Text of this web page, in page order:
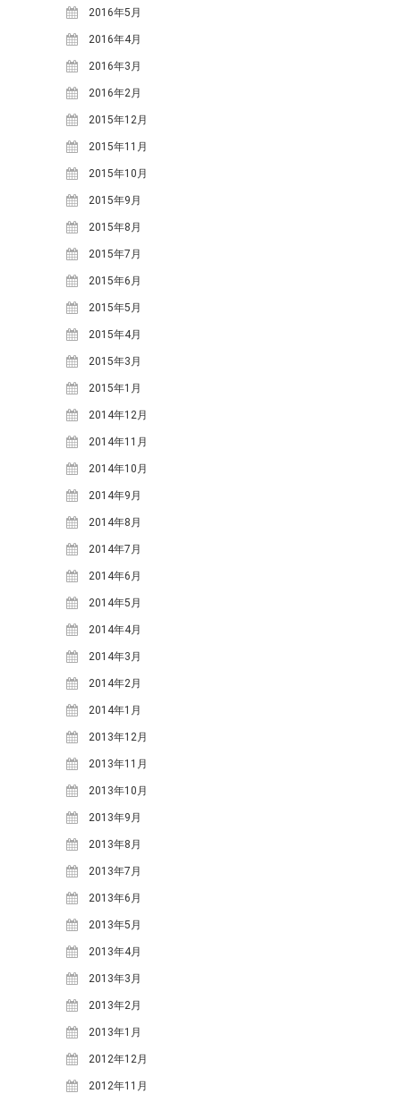
2024年8月(2)
2024年5月(1)
2024年3月(1)
2023年12月(1)
2023年7月(2)
2023年5月(3)
2023年4月(1)
2022年6月(1)
2021年11月(1)
2021年9月(2)
2021年6月(1)
2021年3月(1)
2020年10月(1)
2020年9月(2)
2020年7月(1)
2020年5月(1)
2019年7月(1)
2019年4月(1)
2019年2月(2)
2019年1月(1)
2018年12月(1)
2018年11月(2)
2018年10月(2)
2018年9月(2)
2018年8月(5)
2018年7月(3)
2018年6月(2)
2018年5月(4)
2018年4月(2)
2018年2月(3)
2018年1月(1)
2017年12月(1)
2017年11月(2)
2017年10月(2)
2017年9月(4)
2017年8月(1)
2017年7月(2)
2017年6月(2)
2017年5月(6)
2017年4月(1)
2017年2月(3)
2016年5月
2016年4月
2016年3月
2016年2月
2015年12月
2015年11月
2015年10月
2015年9月
2015年8月
2015年7月
2015年6月
2015年5月
2015年4月
2015年3月
2015年1月
2014年12月
2014年11月
2014年10月
2014年9月
2014年8月
2014年7月
2014年6月
2014年5月
2014年4月
2014年3月
2014年2月
2014年1月
2013年12月
2013年11月
2013年10月
2013年9月
2013年8月
2013年7月
2013年6月
2013年5月
2013年4月
2013年3月
2013年2月
2013年1月
2012年12月
2012年11月